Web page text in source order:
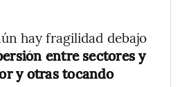
hay fragilidad debajo
entre sectores y
y otras tocando